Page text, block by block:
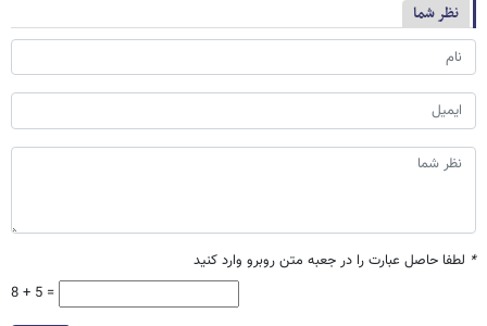
نظر شما
* لطفا حاصل عبارت را در جعبه متن روبرو وارد کنید
8 + 5 =